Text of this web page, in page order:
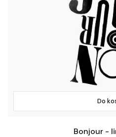
Do
Bonjour -